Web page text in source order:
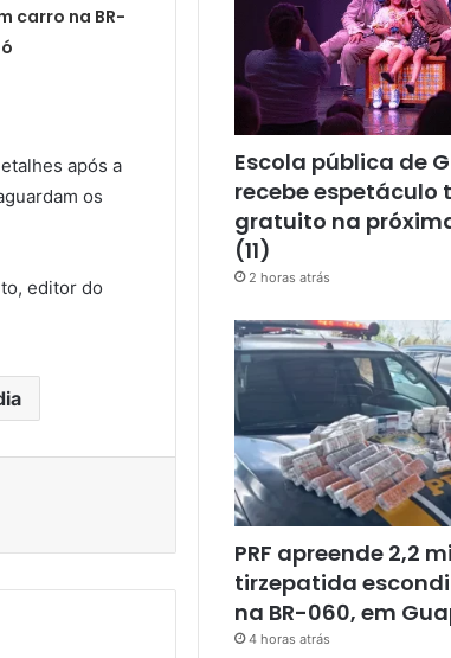
carro na BR-
após a
os
editor do
Escola pública de
recebe espetáculo
gratuito na
(11)
2 horas atrás
PRF apreende 2,2
tirzepatida
na BR-060, em
4 horas atrás